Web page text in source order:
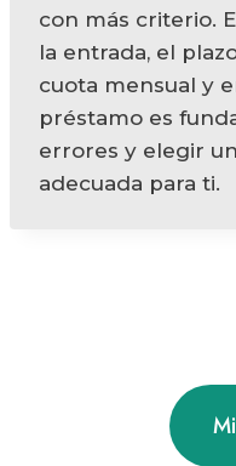
con más criterio.
la entrada, el
cuota mensual y
préstamo es
errores y elegir
adecuada para ti.